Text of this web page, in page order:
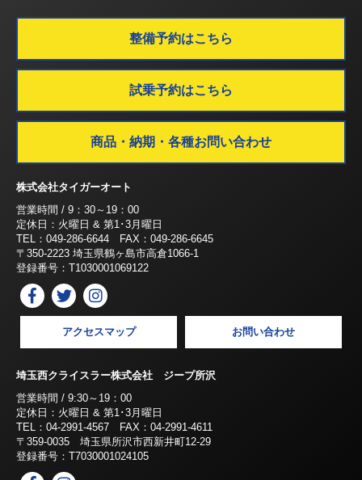
整備予約はこちら
試乗予約はこちら
商品・納期・各種お問い合わせ
株式会社タイガーオート
営業時間 / 9：30～19：00
定休日：火曜日 & 第1･3月曜日
TEL：049-286-6644 FAX：049-286-6645
〒350-2223 埼玉県鶴ヶ島市高倉1066-1
登録番号：T1030001069122
アクセスマップ お問い合わせ
埼玉西クライスラー株式会社 ジープ所沢
営業時間 / 9:30～19：00
定休日：火曜日 & 第1･3月曜日
TEL：04-2991-4567 FAX：04-2991-4611
〒359-0035 埼玉県所沢市西新井町12-29
登録番号：T7030001024105